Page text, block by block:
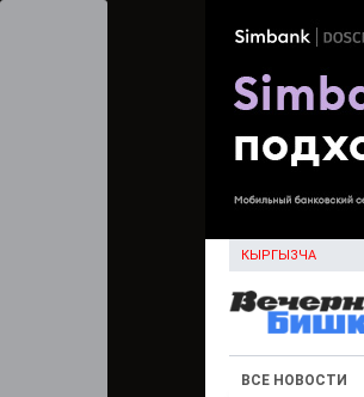
КЫРГЫЗЧА
ВСЕ НОВОСТИ